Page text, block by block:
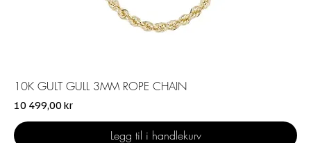
10K GULT GULL 3MM ROPE CHAIN
Pris
10 499,00 kr
Legg til i handlekurv